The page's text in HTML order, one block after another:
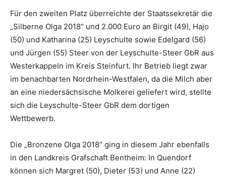
Für den zweiten Platz überreichte der Staatssekretär die
„Silberne Olga 2018“ und 2.000 Euro an Birgit (49), Hajo
(50) und Katharina (25) Leyschulte sowie Edelgard (56)
und Jürgen (55) Steer von der Leyschulte-Steer GbR aus
Westerkappeln im Kreis Steinfurt. Ihr Betrieb liegt zwar
im benachbarten Nordrhein-Westfalen, da die Milch aber
an eine niedersächsische Molkerei geliefert wird, stellte
sich die Leyschulte-Steer GbR dem dortigen
Wettbewerb.
Die „Bronzene Olga 2018“ ging in diesem Jahr ebenfalls
in den Landkreis Grafschaft Bentheim: In Quendorf
können sich Margret (50), Dieter (53) und Anne (22)